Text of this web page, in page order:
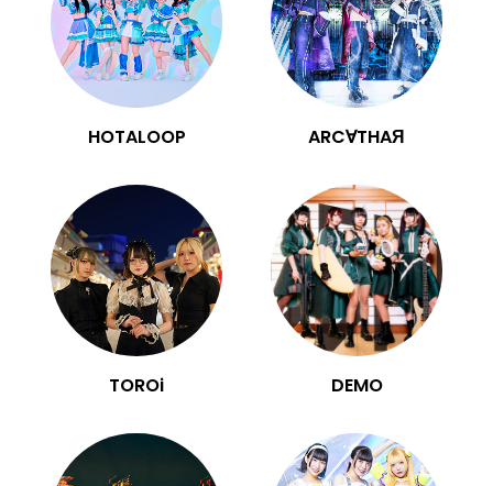
HOTALOOP ARC∀THAЯ
TOROi DEMO